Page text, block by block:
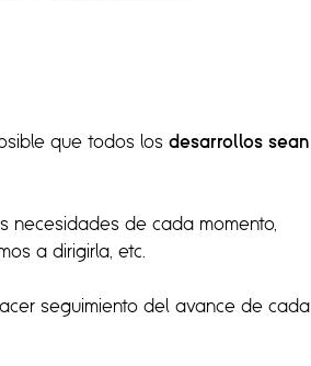
que todos los desarrollos sean
necesidades de cada momento,
a dirigirla, etc.
seguimiento del avance de cada